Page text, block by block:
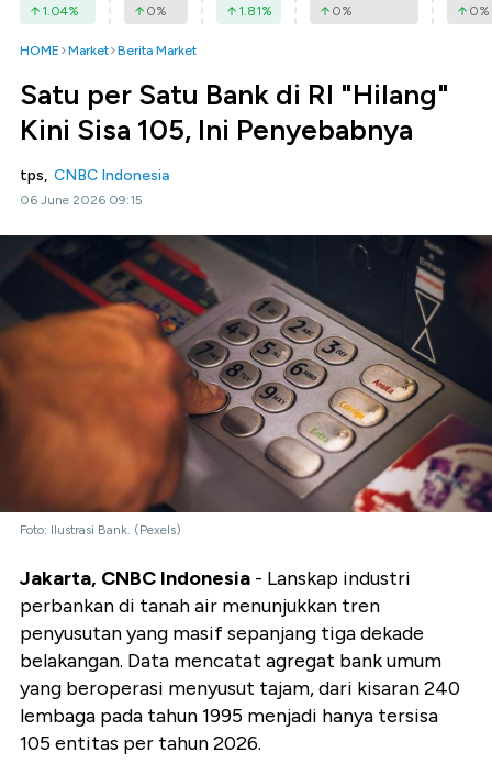
1.04% 0% 1.81% 0% 0%
HOME Market Berita Market
Satu per Satu Bank di RI "Hilang"
Kini Sisa 105, Ini Penyebabnya
tps, CNBC Indonesia
06 June 2026 09:15
Foto: Ilustrasi Bank. (Pexels)
Jakarta, CNBC Indonesia - Lanskap industri
perbankan di tanah air menunjukkan tren
penyusutan yang masif sepanjang tiga dekade
belakangan. Data mencatat agregat bank umum
yang beroperasi menyusut tajam, dari kisaran 240
lembaga pada tahun 1995 menjadi hanya tersisa
105 entitas per tahun 2026.